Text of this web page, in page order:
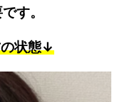
す。
状態↓